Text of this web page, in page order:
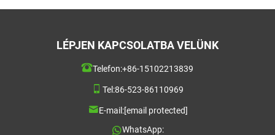
LÉPJEN KAPCSOLATBA VELÜNK
Telefon:+86-15102213839
Tel:86-523-86110969
E-mail:[email protected]
WhatsApp: